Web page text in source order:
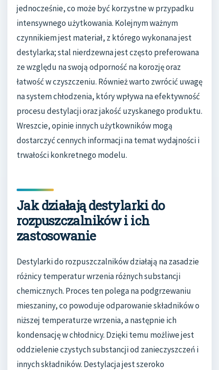
jednocześnie, co może być korzystne w przypadku
intensywnego użytkowania. Kolejnym ważnym
czynnikiem jest materiał, z którego wykonana jest
destylarka; stal nierdzewna jest często preferowana
ze względu na swoją odporność na korozję oraz
łatwość w czyszczeniu. Również warto zwrócić uwagę
na system chłodzenia, który wpływa na efektywność
procesu destylacji oraz jakość uzyskanego produktu.
Wreszcie, opinie innych użytkowników mogą
dostarczyć cennych informacji na temat wydajności i
trwałości konkretnego modelu.
Jak działają destylarki do
rozpuszczalników i ich
zastosowanie
Destylarki do rozpuszczalników działają na zasadzie
różnicy temperatur wrzenia różnych substancji
chemicznych. Proces ten polega na podgrzewaniu
mieszaniny, co powoduje odparowanie składników o
niższej temperaturze wrzenia, a następnie ich
kondensację w chłodnicy. Dzięki temu możliwe jest
oddzielenie czystych substancji od zanieczyszczeń i
innych składników. Destylacja jest szeroko